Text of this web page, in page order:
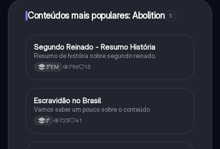
Conteúdos mais populares: Abolition 5
História
Segundo Reinado - Resumo História
Resumo de história sobre segundo reinado.
3°EM 796 13
História
Escravidão no Brasil
Vamos saber um pouco sobre o conteúdo
6° 723 41